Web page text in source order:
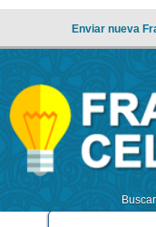
Enviar nueva